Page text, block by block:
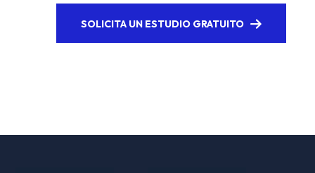
SOLICITA UN ESTUDIO GRATUITO